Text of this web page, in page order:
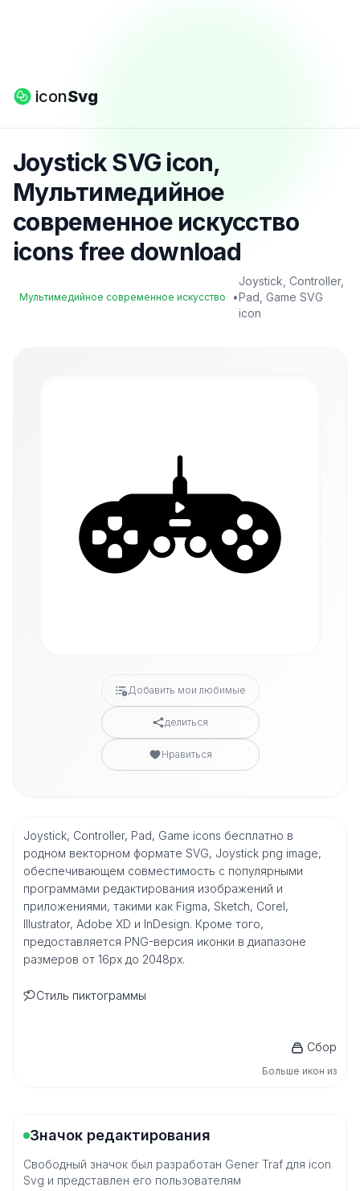
iconSvg
Joystick SVG icon,
Мультимедийное
современное искусство
icons free download
Мультимедийное современное искусство •
Joystick, Controller,
Pad, Game SVG
icon
Добавить мои любимые
делиться
Нравиться
Joystick, Controller, Pad, Game icons бесплатно в
родном векторном формате SVG, Joystick png image,
обеспечивающем совместимость с популярными
программами редактирования изображений и
приложениями, такими как Figma, Sketch, Corel,
Illustrator, Adobe XD и InDesign. Кроме того,
предоставляется PNG-версия иконки в диапазоне
размеров от 16px до 2048px.
Стиль пиктограммы
Сбор
Больше икон из
Значок редактирования
Свободный значок был разработан Gener Traf для icon
Svg и представлен его пользователям